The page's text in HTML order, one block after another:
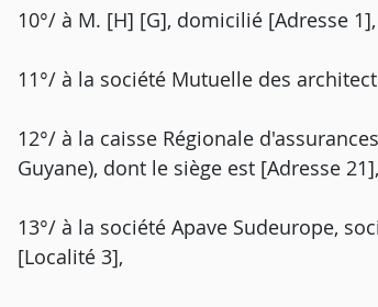
10°/ à M. [H] [G], domicilié [Adresse
11°/ à la société Mutuelle des
12°/ à la caisse Régionale
Guyane), dont le siège est [Adresse
13°/ à la société Apave Sudeurope,
[Localité 3],